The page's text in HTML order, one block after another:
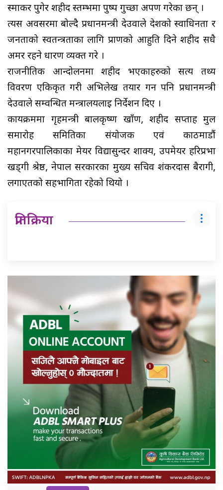
स्माकर पुगेर शहीद स्तम्भमा पुष्प गुच्छा अर्पण गरेका छन् ।
त्यस अवसरमा बोल्दै प्रधानमन्त्री देउवाले देशको स्वाधिनता र
जनताको स्वतन्त्रताका लागि प्राणको आहुति दिने शहीद सधै
अमर रहने धारण व्यक्त गरे ।
राजनीतिक आन्दोलनमा शहीद भएकाहरुको सत्य तथ्य
विवरण एकिकृत गरी अभिलेख तयार गर्न पनि प्रधानमन्त्री
देउवाले सम्वन्धित मन्त्रालयलाई निर्देशन दिए ।
कार्यक्रममा गृहमन्त्री बालकृष्ण खाँण, शहीद सप्ताह मुल
समारोह समितिका संयोजक एवं काठमाडौं
महानगरपालिकाका मेयर विद्यासुन्दर शाक्य, उपमेयर हरिप्रभा
खड्गी श्रेष्ठ, नेपाल सरकारका मुख्य सचिव शंकरदास बैरागी,
लगाएतको सहभागिता रहेको थियो ।
प्रतिक्रिया